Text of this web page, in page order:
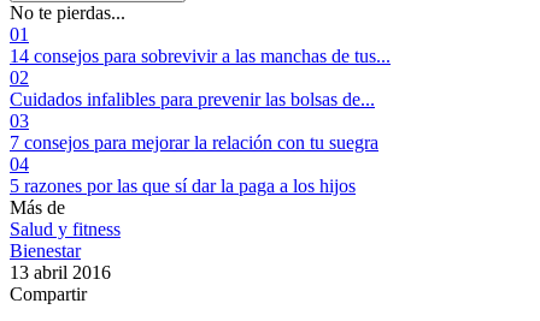
No te pierdas...
01
14 consejos para sobrevivir a las manchas de tus...
02
Cuidados infalibles para prevenir las bolsas de...
03
7 consejos para mejorar la relación con tu suegra
04
5 razones por las que sí dar la paga a los hijos
Más de
Salud y fitness
Bienestar
13 abril 2016
Compartir